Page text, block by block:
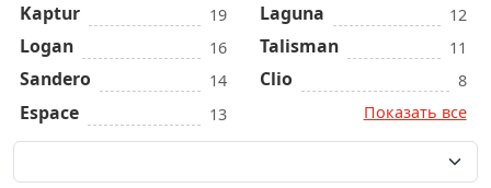
Kaptur 19
Logan 16
Sandero 14
Espace 13
Laguna 12
Talisman 11
Clio
8
Показать все